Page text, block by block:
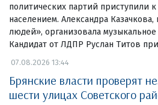
политических партий приступили
населением. Александра
людей», организовала
Кандидат от ЛДПР Руслан Титов
07.08.2026 13:44
Брянские власти проверят
шести улицах Советского